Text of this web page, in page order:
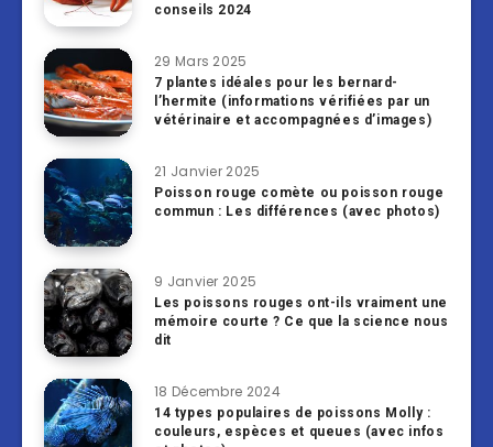
conseils 2024
29 Mars 2025
7 plantes idéales pour les bernard-
l’hermite (informations vérifiées par un
vétérinaire et accompagnées d’images)
21 Janvier 2025
Poisson rouge comète ou poisson rouge
commun : Les différences (avec photos)
9 Janvier 2025
Les poissons rouges ont-ils vraiment une
mémoire courte ? Ce que la science nous
dit
18 Décembre 2024
14 types populaires de poissons Molly :
couleurs, espèces et queues (avec infos